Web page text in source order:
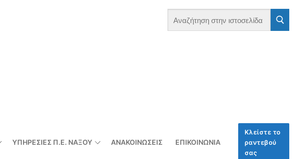
ΥΠΗΡΕΣΊΕΣ Π.Ε. ΝΆΞΟΥ ΑΝΑΚΟΙΝΏΣΕΙΣ ΕΠΙΚΟΙΝΩΝΊΑ
Κλείστε το
ραντεβού
σας